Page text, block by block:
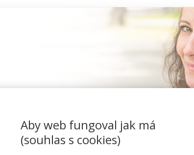
Aby web fungoval jak má
(souhlas s cookies)